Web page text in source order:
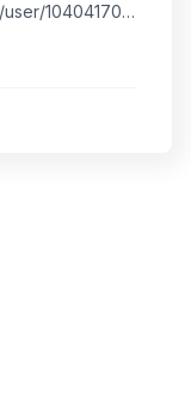
10404170
plan?